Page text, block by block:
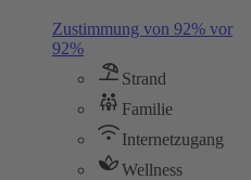
Zustimmung von 92% vor
92%
Strand
Familie
Internetzugang
Wellness